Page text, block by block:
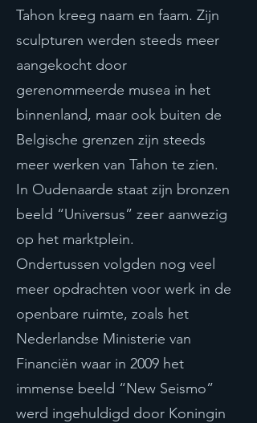
Tahon kreeg naam en faam. Zijn
sculpturen werden steeds meer
aangekocht door
gerenommeerde musea in het
binnenland, maar ook buiten de
Belgische grenzen zijn steeds
meer werken van Tahon te zien.
In Oudenaarde staat zijn bronzen
beeld “Universus” zeer aanwezig
op het marktplein.
Ondertussen volgden nog veel
meer opdrachten voor werk in de
openbare ruimte, zoals het
Nederlandse Ministerie van
Financiën waar in 2009 het
immense beeld “New Seismo”
werd ingehuldigd door Koningin